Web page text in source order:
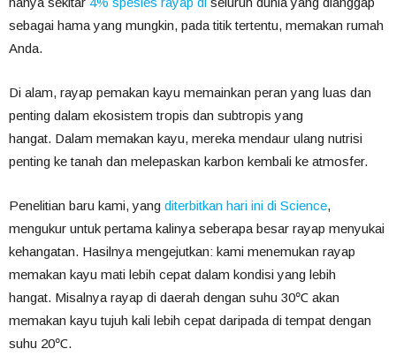
sebagai hama yang mungkin, pada titik tertentu, memakan rumah
Anda.
Di alam, rayap pemakan kayu memainkan peran yang luas dan
penting dalam ekosistem tropis dan subtropis yang
hangat. Dalam memakan kayu, mereka mendaur ulang nutrisi
penting ke tanah dan melepaskan karbon kembali ke atmosfer.
Penelitian baru kami, yang diterbitkan hari ini di Science,
mengukur untuk pertama kalinya seberapa besar rayap menyukai
kehangatan. Hasilnya mengejutkan: kami menemukan rayap
memakan kayu mati lebih cepat dalam kondisi yang lebih
hangat. Misalnya rayap di daerah dengan suhu 30℃ akan
memakan kayu tujuh kali lebih cepat daripada di tempat dengan
suhu 20℃.